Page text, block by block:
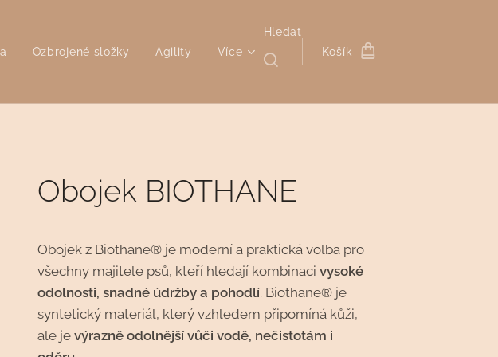
Ozbrojené složky Agility Více
Hledat
Košík
Obojek BIOTHANE
Obojek z Biothane® je moderní a praktická volba pro
všechny majitele psů, kteří hledají kombinacivysoké
odolnosti, snadné údržby a pohodlí. Biothane® je
syntetický materiál, který vzhledem připomíná kůži,
ale jevýrazně odolnější vůči vodě, nečistotám i